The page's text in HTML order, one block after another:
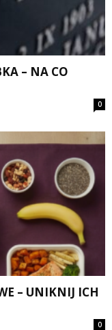
– NA CO
0
– UNIKNIJ ICH
0